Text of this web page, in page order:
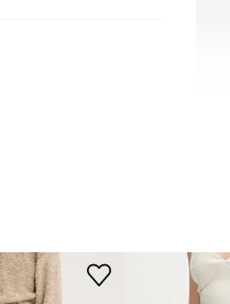
The North Face